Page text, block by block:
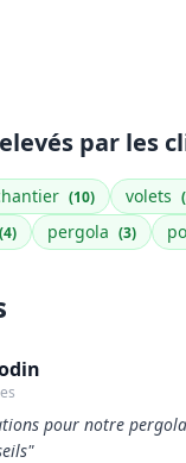
par les
(10) volets
(4) pergola (3)
pour notre